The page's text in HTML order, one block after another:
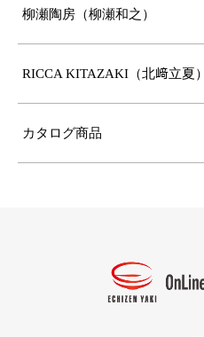
柳瀬陶房（柳瀬和之）
RICCA KITAZAKI（北﨑立夏）
カタログ商品